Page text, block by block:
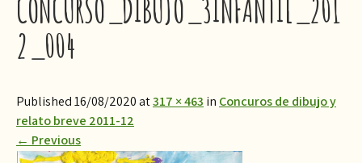
CONCURSO_DIBUJO_3INFANTIL_201
2_004
Published 16/08/2020 at317 × 463 in Concuros de dibujo y
relato breve 2011-12
← Previous